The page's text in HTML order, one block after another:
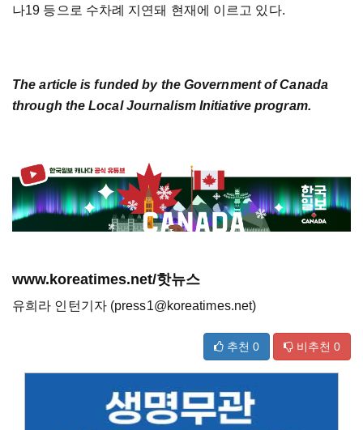
나19 등으로 수차례 지연돼 현재에 이르고 있다.
The article is funded by the Government of Canada
through the Local Journalism Initiative program.
www.koreatimes.net/핫뉴스
유희라 인턴기자 (press1@koreatimes.net)
추천 0 비추천 0